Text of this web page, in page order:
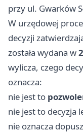
przy ul. Gwarków
W urzędowej
decyzji
została wydana w
wylicza, czego
oznacza:
nie jest to
nie jest to decyzja
nie oznacza